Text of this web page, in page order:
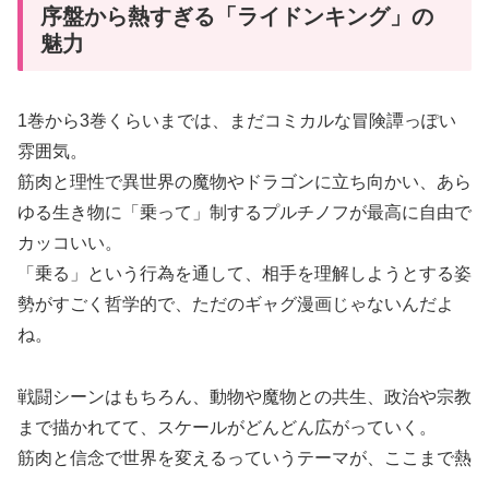
序盤から熱すぎる「ライドンキング」の
魅力
1巻から3巻くらいまでは、まだコミカルな冒険譚っぽい
雰囲気。
筋肉と理性で異世界の魔物やドラゴンに立ち向かい、あら
ゆる生き物に「乗って」制するプルチノフが最高に自由で
カッコいい。
「乗る」という行為を通して、相手を理解しようとする姿
勢がすごく哲学的で、ただのギャグ漫画じゃないんだよ
ね。
戦闘シーンはもちろん、動物や魔物との共生、政治や宗教
まで描かれてて、スケールがどんどん広がっていく。
筋肉と信念で世界を変えるっていうテーマが、ここまで熱